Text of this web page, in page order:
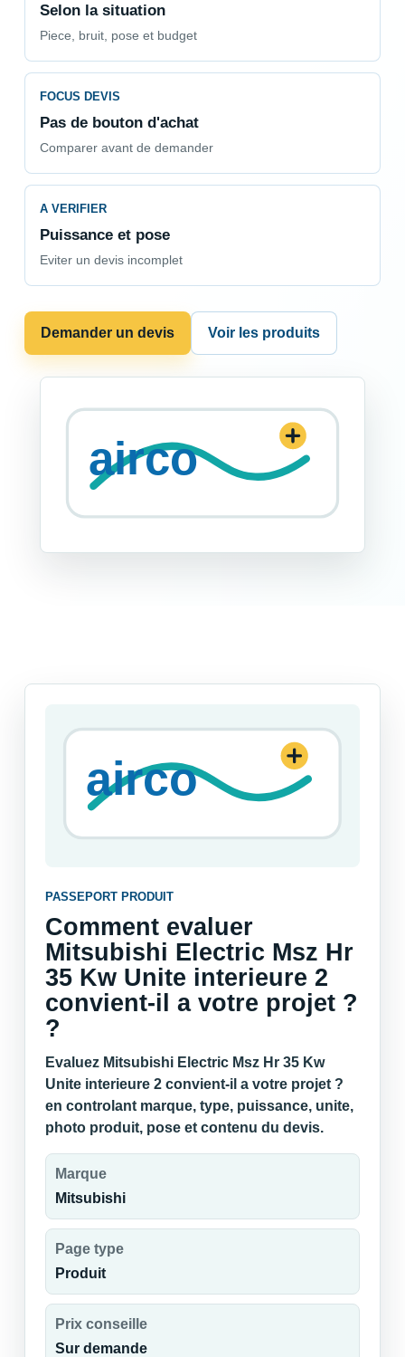
Selon la situation
Piece, bruit, pose et budget
FOCUS DEVIS
Pas de bouton d'achat
Comparer avant de demander
A VERIFIER
Puissance et pose
Eviter un devis incomplet
Demander un devis Voir les produits
PASSEPORT PRODUIT
Comment evaluer
Mitsubishi Electric Msz Hr
35 Kw Unite interieure 2
convient-il a votre projet ?
?
Evaluez Mitsubishi Electric Msz Hr 35 Kw
Unite interieure 2 convient-il a votre projet ?
en controlant marque, type, puissance, unite,
photo produit, pose et contenu du devis.
Marque
Mitsubishi
Page type
Produit
Prix conseille
Sur demande